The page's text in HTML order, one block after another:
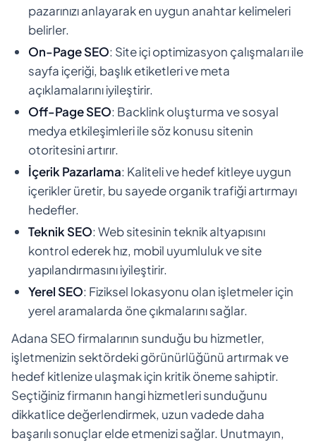
pazarınızı anlayarak en uygun anahtar kelimeleri
belirler.
On-Page SEO: Site içi optimizasyon çalışmaları ile
sayfa içeriği, başlık etiketleri ve meta
açıklamalarını iyileştirir.
Off-Page SEO: Backlink oluşturma ve sosyal
medya etkileşimleri ile söz konusu sitenin
otoritesini artırır.
İçerik Pazarlama: Kaliteli ve hedef kitleye uygun
içerikler üretir, bu sayede organik trafiği artırmayı
hedefler.
Teknik SEO: Web sitesinin teknik altyapısını
kontrol ederek hız, mobil uyumluluk ve site
yapılandırmasını iyileştirir.
Yerel SEO: Fiziksel lokasyonu olan işletmeler için
yerel aramalarda öne çıkmalarını sağlar.
Adana SEO firmalarının sunduğu bu hizmetler,
işletmenizin sektördeki görünürlüğünü artırmak ve
hedef kitlenize ulaşmak için kritik öneme sahiptir.
Seçtiğiniz firmanın hangi hizmetleri sunduğunu
dikkatlice değerlendirmek, uzun vadede daha
başarılı sonuçlar elde etmenizi sağlar. Unutmayın,